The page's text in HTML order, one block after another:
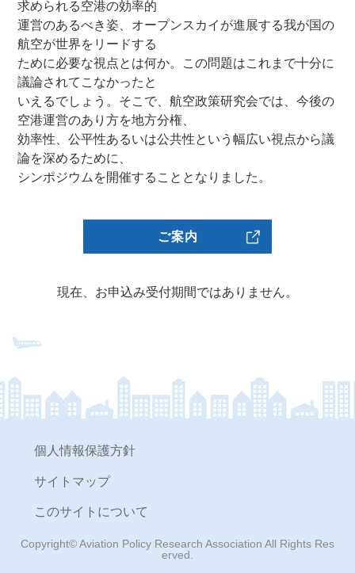
求められる空港の効率的
運営のあるべき姿、オープンスカイが進展する我が国の
航空が世界をリードする
ために必要な視点とは何か。この問題はこれまで十分に
議論されてこなかったと
いえるでしょう。そこで、航空政策研究会では、今後の
空港運営のあり方を地方分権、
効率性、公平性あるいは公共性という幅広い視点から議
論を深めるために、
シンポジウムを開催することとなりました。
ご案内
現在、お申込み受付期間ではありません。
個人情報保護方針
サイトマップ
このサイトについて
Copyright© Aviation Policy Research Association All Rights Res
erved.